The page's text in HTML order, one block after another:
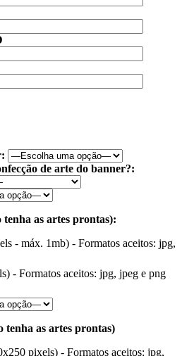
de arte do banner?:
as artes prontas):
- máx. 1mb) - Formatos aceitos: jpg,
- Formatos aceitos: jpg, jpeg e png
tenha as artes prontas)
pixels) - Formatos aceitos: jpg,